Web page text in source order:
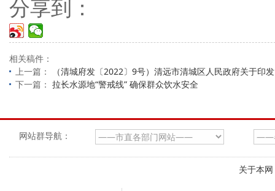
分享到：
相关稿件：
上一篇：
（清城府发〔2022〕9号）清远市清城区人民政府关于
下一篇： 拉长水源地“警戒线” 确保群众饮水安全
网站群导航：
关于本网